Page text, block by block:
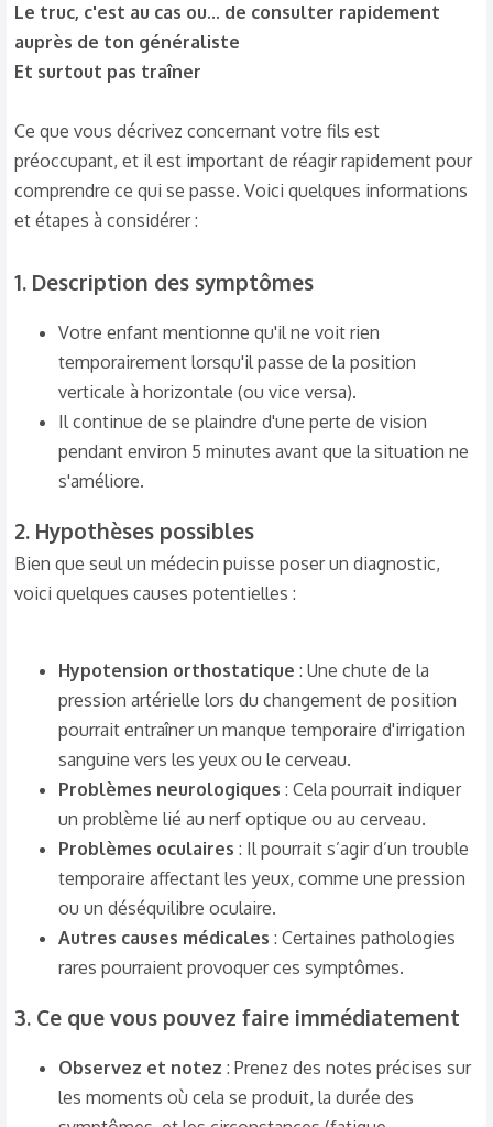
Le truc, c'est au cas ou... de consulter rapidement
auprès de ton généraliste
Et surtout pas traîner
Ce que vous décrivez concernant votre fils est
préoccupant, et il est important de réagir rapidement pour
comprendre ce qui se passe. Voici quelques informations
et étapes à considérer :
1. Description des symptômes
Votre enfant mentionne qu'il ne voit rien
temporairement lorsqu'il passe de la position
verticale à horizontale (ou vice versa).
Il continue de se plaindre d'une perte de vision
pendant environ 5 minutes avant que la situation ne
s'améliore.
2. Hypothèses possibles
Bien que seul un médecin puisse poser un diagnostic,
voici quelques causes potentielles :
Hypotension orthostatique : Une chute de la
pression artérielle lors du changement de position
pourrait entraîner un manque temporaire d'irrigation
sanguine vers les yeux ou le cerveau.
Problèmes neurologiques : Cela pourrait indiquer
un problème lié au nerf optique ou au cerveau.
Problèmes oculaires : Il pourrait s’agir d’un trouble
temporaire affectant les yeux, comme une pression
ou un déséquilibre oculaire.
Autres causes médicales : Certaines pathologies
rares pourraient provoquer ces symptômes.
3. Ce que vous pouvez faire immédiatement
Observez et notez : Prenez des notes précises sur
les moments où cela se produit, la durée des